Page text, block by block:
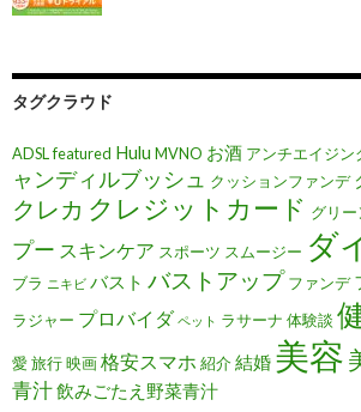
タグクラウド
ADSLfeatured Hulu MVNO お酒 アンチエイジン
ャンディルブッシュ クッションファンデ
クレカ クレジットカード グリ
プー スキンケア スポーツ スムージー ダ
ブラ ニキビ バスト バストアップ ファンデ
ラジャー プロバイダ ペット ラサーナ 体験談
愛旅行映画格安スマホ 紹介結婚 美容
青汁飲みごたえ野菜青汁